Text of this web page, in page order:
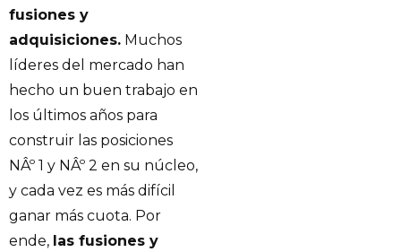
fusiones y
adquisiciones. Muchos
líderes del mercado han
hecho un buen trabajo en
los últimos años para
construir las posiciones
NÂº 1 y NÂº 2 en su núcleo,
y cada vez es más difícil
ganar más cuota. Por
ende, las fusiones y